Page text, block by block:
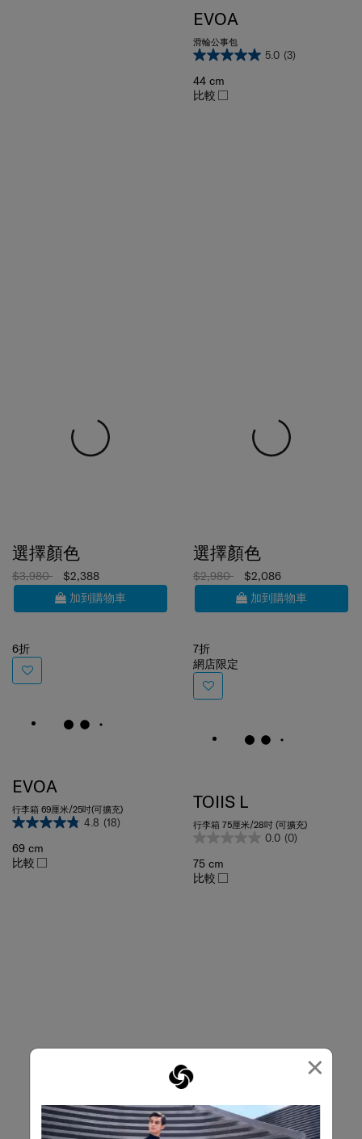
×
滑輪公事包
44 cm
比較
$3,980
$2,388
加到購物車
行李箱 69厘米/25吋(可擴充)
4.8 (18)
69 cm
比較
$2,980
$2,086
加到購物車
網店限定
行李箱 75厘米/28吋 (可擴充)
0.0 (0)
75 cm
比較